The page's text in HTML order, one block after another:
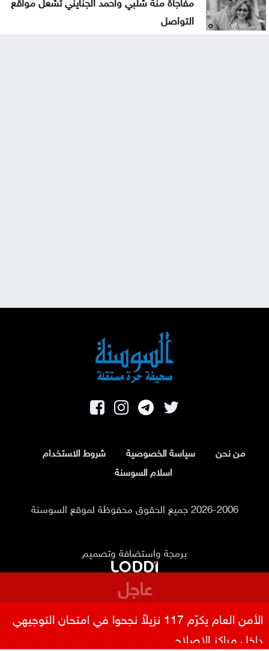
التواصل
من نحن سياسة الخصوصية
شروط الاستخدام
اسلام السوسنة
2026-2006 جميع الحقوق محفوظة لموقع السوسنة
برمجة واستضافة وتصميم
عاجل
الأمن العام يكرّم 117 نزيلاً نجحوا في امتحان التوجيهي
داخل مراكز الإصلاح